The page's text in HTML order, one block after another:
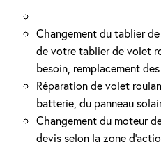
Changement du tablier
de votre tablier de volet
besoin, remplacement
Réparation de volet
batterie, du panneau
Changement du moteur
devis selon la zone